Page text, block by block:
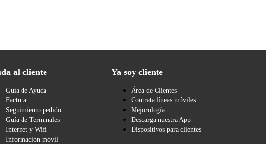
al cliente
Guía de Ayuda
Factura
Seguimiento pedido
Guía de Terminales
Internet y Wifi
Información móvil
Ya soy cliente
Área de Clientes
Contrata líneas móviles
Mejorología
Descarga nuestra App
Dispositivos para clientes